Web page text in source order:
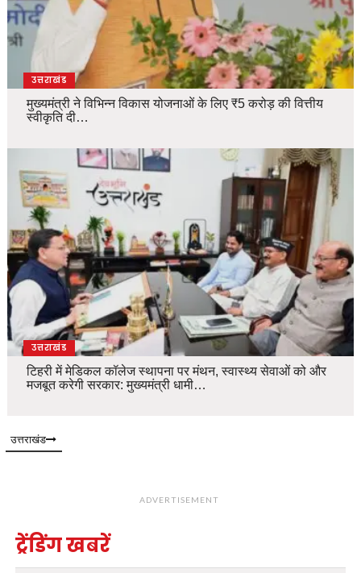
उत्तराखंड
मुख्यमंत्री ने विभिन्न विकास योजनाओं के लिए ₹5 करोड़ की वित्तीय
स्वीकृति दी…
उत्तराखंड
टिहरी में मेडिकल कॉलेज स्थापना पर मंथन, स्वास्थ्य सेवाओं को और
मजबूत करेगी सरकार: मुख्यमंत्री धामी…
उत्तराखंड
ADVERTISEMENT
ट्रेंडिंग खबरें